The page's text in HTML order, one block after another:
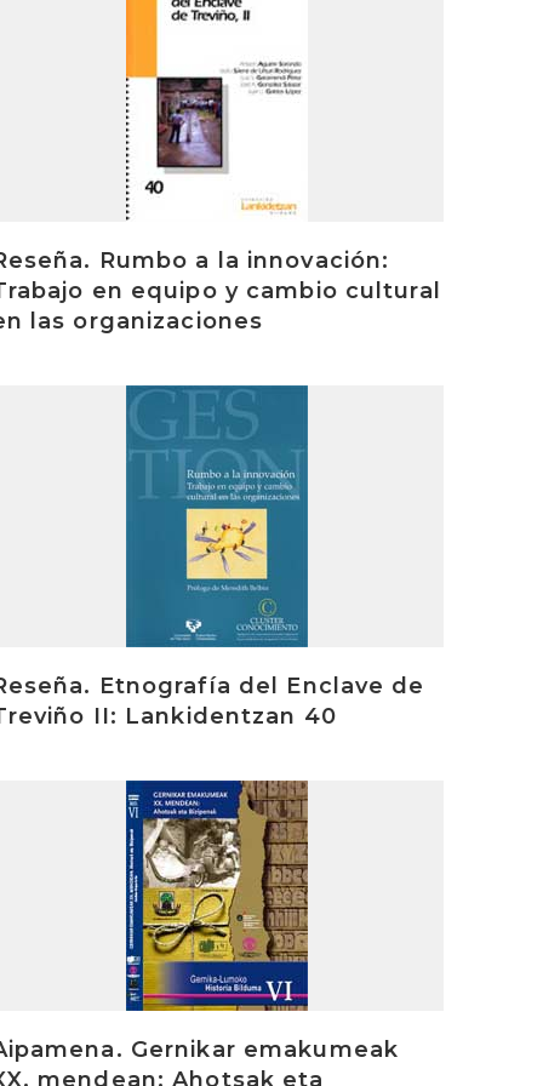
Rumbo a la innovación:
en equipo y cambio cultural
las organizaciones
Etnografía del Enclave de
II: Lankidentzan 40
Gernikar emakumeak
mendean: Ahotsak eta